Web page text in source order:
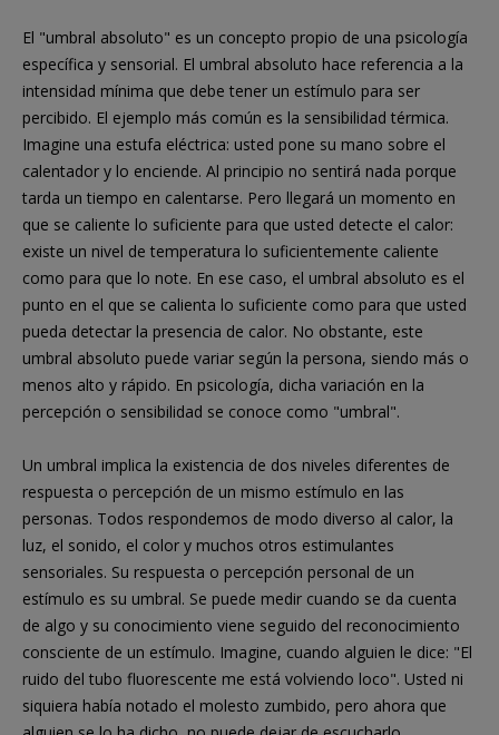
El "umbral absoluto" es un concepto propio de una psicología
específica y sensorial. El umbral absoluto hace referencia a la
intensidad mínima que debe tener un estímulo para ser
percibido. El ejemplo más común es la sensibilidad térmica.
Imagine una estufa eléctrica: usted pone su mano sobre el
calentador y lo enciende. Al principio no sentirá nada porque
tarda un tiempo en calentarse. Pero llegará un momento en
que se caliente lo suficiente para que usted detecte el calor:
existe un nivel de temperatura lo suficientemente caliente
como para que lo note. En ese caso, el umbral absoluto es el
punto en el que se calienta lo suficiente como para que usted
pueda detectar la presencia de calor. No obstante, este
umbral absoluto puede variar según la persona, siendo más o
menos alto y rápido. En psicología, dicha variación en la
percepción o sensibilidad se conoce como "umbral".
Un umbral implica la existencia de dos niveles diferentes de
respuesta o percepción de un mismo estímulo en las
personas. Todos respondemos de modo diverso al calor, la
luz, el sonido, el color y muchos otros estimulantes
sensoriales. Su respuesta o percepción personal de un
estímulo es su umbral. Se puede medir cuando se da cuenta
de algo y su conocimiento viene seguido del reconocimiento
consciente de un estímulo. Imagine, cuando alguien le dice: "El
ruido del tubo fluorescente me está volviendo loco". Usted ni
siquiera había notado el molesto zumbido, pero ahora que